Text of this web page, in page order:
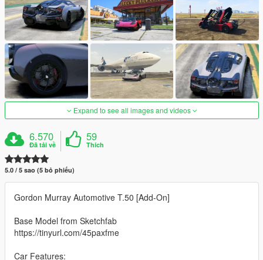
Expand to see all images and videos
6.570
Đã tải về
59
Thích
5.0 / 5 sao (5 bỏ phiếu)
Gordon Murray Automotive T.50 [Add-On]
Base Model from Sketchfab
https://tinyurl.com/45paxfme
Car Features: